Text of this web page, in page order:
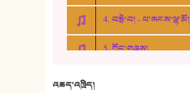
4. བརྩེ་བ། - པ་སངས་ལྷ་མོ།
5. ཀོང་གཞས།
འཆད་འཁྲིད།